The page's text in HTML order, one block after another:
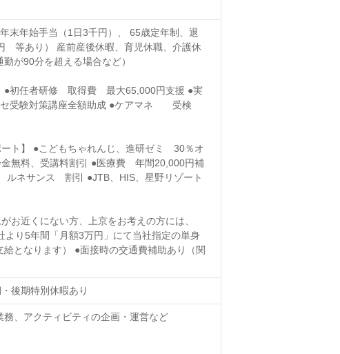
末年始手当（1日3千円）、 65歳定年制、退
等あり） 産前産後休暇、育児休職、介護休
が90分を超える場合など）
●初任者研修 取得費 最大65,000円支援 ●実
受験対策講座全額助成 ●ケアマネ 受検
ト】 ●こどもちゃれんじ、進研ゼミ 30％オ
無料、受講料割引 ●医療費 年間20,000円補
ネサンス 割引 ●JTB、HIS、星野リゾート
お近くにない方、上京をお考えの方には、
より5年間「月額3万円」にて当社指定の単身
となります） ●面接時の交通費補助あり（関
後期特別休暇あり
、アクティビティの企画・運営など